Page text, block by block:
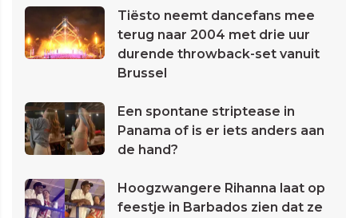
Tiësto neemt dancefans mee
terug naar 2004 met drie uur
durende throwback-set vanuit
Brussel
Een spontane striptease in
Panama of is er iets anders aan
de hand?
Hoogzwangere Rihanna laat op
feestje in Barbados zien dat ze